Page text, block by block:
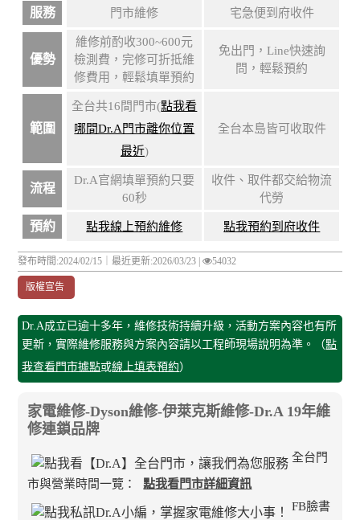
服務 門市維修 宅急便到府收件
優勢
維修前酌收300~600元
檢測費，完修可折抵維
修費用，輕鬆填單預約
免出門，Line快速詢
問，輕鬆預約
範圍
全台共16間門市(點我看
哪間Dr.A門市離你位置
最近)
全台本島皆可收取件
流程
Dr.A官網填單預約只要
60秒
收件、取件都交給物流
代勞
預約 點我線上預約維修 點我預約到府收件
發布時間:2024/02/15｜最近更新:2026/03/23 | 54032
版權宣告
Dr.A成立已逾十多年，維修技術持續升級，活動方案內容也有所
更新，實際維修服務與方案內容請以工程師現場說明為準。（點
我查看門市據點或線上填表預約）
家電維修-Dyson維修-伊萊克斯維修-Dr.A 19年維
修連鎖品牌
全台門
市與營業時間一覽：
點我看門市詳細資訊
FB臉書